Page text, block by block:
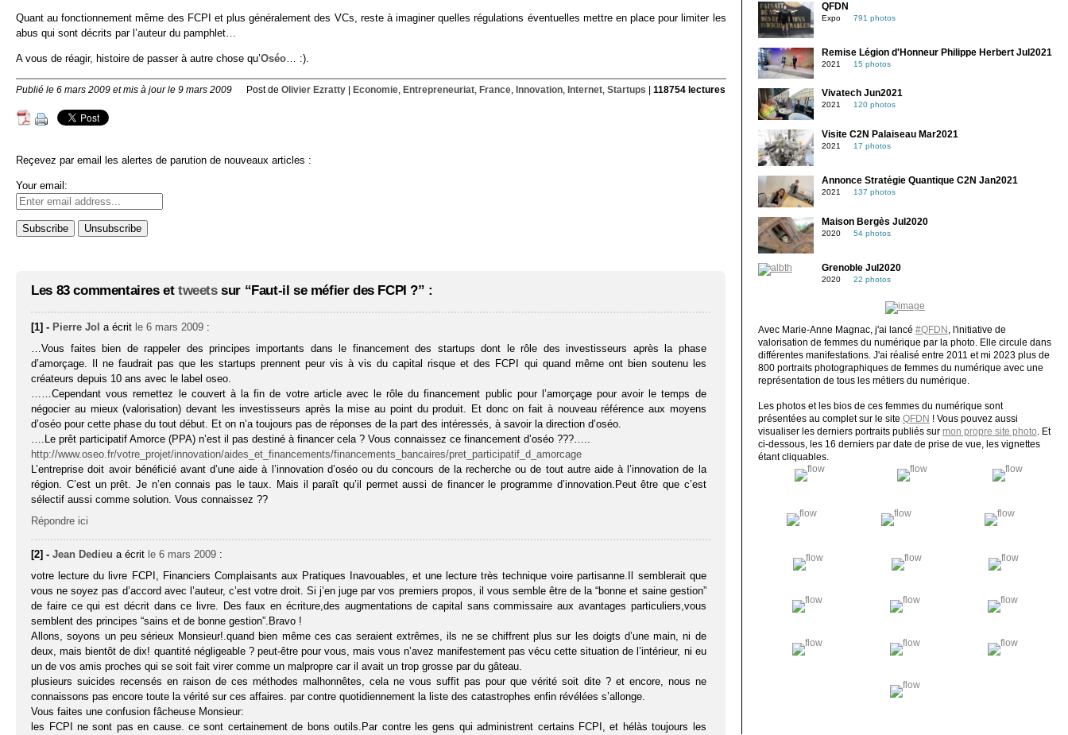
Quant au fonctionnement même des FCPI et plus généralement des VCs, reste à imaginer quelles régulations éventuelles mettre en place pour limiter les
abus qui sont décrits par l’auteur du pamphlet…
A vous de réagir, histoire de passer à autre chose qu’Oséo… :).
Publié le 6 mars 2009 et mis à jour le 9 mars 2009 Post de Olivier Ezratty| Economie, Entrepreneuriat, France, Innovation, Internet, Startups 118754 lectures
Reçevez par email les alertes de parution de nouveaux articles :
Your email:
Les 83 commentaires et tweetssur “Faut-il se méfier des FCPI ?” :
[1] - Pierre Jol a écrit le 6 mars 2009 :
…Vous faites bien de rappeler des principes importants dans le financement des startups dont le rôle des investisseurs après la phase
d’amorçage. Il ne faudrait pas que les startups prennent peur vis à vis du capital risque et des FCPI qui quand même ont bien soutenu les
créateurs depuis 10 ans avec le label oseo.
……Cependant vous remettez le couvert à la fin de votre article avec le rôle du financement public pour l’amorçage pour avoir le temps de
négocier au mieux (valorisation) devant les investisseurs après la mise au point du produit. Et donc on fait à nouveau référence aux moyens
d’oséo pour cette phase du tout début. Et on n’a toujours pas de réponses de la part des intéressés, à savoir la direction d’oséo.
….Le prêt participatif Amorce (PPA) n’est il pas destiné à financer cela ? Vous connaissez ce financement d’oséo ???…..
http://www.oseo.fr/votre_projet/innovation/aides_et_financements/financements_bancaires/pret_participatif_d_amorcage
L’entreprise doit avoir bénéficié avant d’une aide à l’innovation d’oséo ou du concours de la recherche ou de tout autre aide à l’innovation de la
région. C’est un prêt. Je n’en connais pas le taux. Mais il paraît qu’il permet aussi de financer le programme d’innovation.Peut être que c’est
sélectif aussi comme solution. Vous connaissez ??
Répondre ici
[2] -Jean Dedieu a écrit le 6 mars 2009 :
votre lecture du livre FCPI, Financiers Complaisants aux Pratiques Inavouables, et une lecture très technique voire partisanne.Il semblerait que
vous ne soyez pas d’accord avec l’auteur, c’est votre droit. Si j’en juge par vos premiers propos, il vous semble être de la “bonne et saine gestion”
de faire ce qui est décrit dans ce livre. Des faux en écriture,des augmentations de capital sans commissaire aux avantages particuliers,vous
semblent des principes “sains et de bonne gestion”.Bravo !
Allons, soyons un peu sérieux Monsieur!.quand bien même ces cas seraient extrêmes, ils ne se chiffrent plus sur les doigts d’une main, ni de
deux, mais bientôt de dix! quantité négligeable ? peut-être pour vous, mais vous n’avez manifestement pas vécu cette situation de l’intérieur, ni eu
un de vos amis proches qui se soit fait virer comme un malpropre car il avait un trop grosse par du gâteau.
plusieurs suicides recensés en raison de ces méthodes malhonnêtes, cela ne vous suffit pas pour que vérité soit dite ? et encore, nous ne
connaissons pas encore toute la vérité sur ces affaires. par contre quotidiennement la liste des catastrophes enfin révélées s’allonge.
Vous faites une confusion fâcheuse Monsieur:
les FCPI ne sont pas en cause. ce sont certainement de bons outils.Par contre les gens qui administrent certains FCPI, et hélàs toujours les
QFDN
Expo 791 photos
Remise Légion d'Honneur Philippe Herbert Jul2021
2021 15 photos
Vivatech Jun2021
2021 120 photos
Visite C2N Palaiseau Mar2021
2021 17 photos
Annonce Stratégie Quantique C2N Jan2021
2021 137 photos
Maison Bergès Jul2020
2020 54 photos
Grenoble Jul2020
2020 22 photos
Avec Marie-Anne Magnac, j'ai lancé #QFDN , l'initiative de
valorisation de femmes du numérique par la photo. Elle circule dans
différentes manifestations. J'ai réalisé entre 2011 et mi 2023 plus de
800 portraits photographiques de femmes du numérique avec une
représentation de tous les métiers du numérique.
Les photos et les bios de ces femmes du numérique sont
présentées au complet sur le site QFDN ! Vous pouvez aussi
visualiser les derniers portraits publiés sur mon propre site photo. Et
ci-dessous, les 16 derniers par date de prise de vue, les vignettes
étant cliquables.